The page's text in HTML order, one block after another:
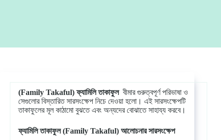
(Family Takaful)ফ্যামিলি তাকাফুলবীমার গুরুত্বপূর্ণ পরিভাষা ও
সেগুলোর বিস্তারিত সারসংক্ষেপ নিচে দেওয়া হলো। এই সারসংক্ষেপটি
তাকাফুলের মূল কাঠামো বুঝতে এবং অন্যদের বোঝাতে সাহায্য করবে।
ফ্যামিলি তাকাফুল(Family Takaful) আলোচনার সারসংক্ষেপ